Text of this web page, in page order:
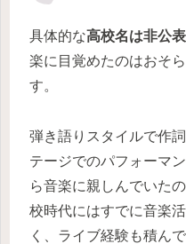
具体的な高校名は非公表
楽に目覚めたのはおそ
す。
弾き語りスタイルで作
テージでのパフォーマ
ら音楽に親しんでいた
校時代にはすでに音楽
く、ライブ経験も積ん